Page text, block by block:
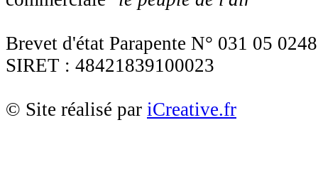
Brevet d'état Parapente N° 031 05 0248
SIRET : 48421839100023
© Site réalisé par iCreative.fr